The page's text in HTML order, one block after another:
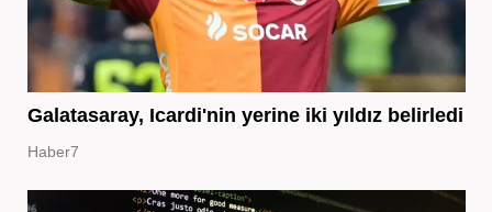
Galatasaray, Icardi'nin yerine iki yıldız belirledi
Haber7